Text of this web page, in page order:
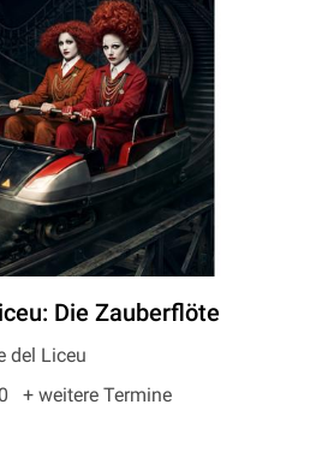
Die Zauberflöte
del Liceu
+ weitere Termine